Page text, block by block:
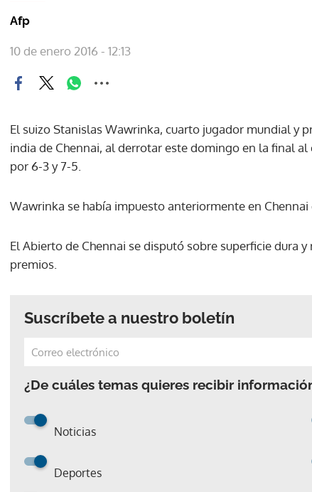
Afp
10 de enero 2016 - 12:13
El suizo Stanislas Wawrinka, cuarto jugador mundial y
india de Chennai, al derrotar este domingo en la final
por 6-3 y 7-5.
Wawrinka se había impuesto anteriormente en Chennai
El Abierto de Chennai se disputó sobre superficie dura
premios.
Suscríbete a nuestro boletín
¿De cuáles temas quieres recibir
Noticias
Deportes